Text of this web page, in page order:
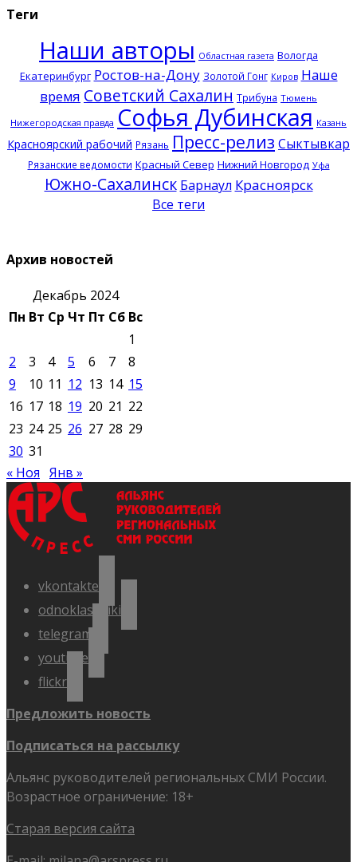
Теги
Наши авторы Областная газета Вологда
Екатеринбург Ростов-на-Дону Золотой Гонг Киров Наше
время Советский Сахалин Трибуна Тюмень
Нижегородская правда Софья Дубинская Казань
Красноярский рабочий Рязань Пресс-релиз Сыктывкар
Рязанские ведомости Красный Север Нижний Новгород Уфа
Южно-Сахалинск Барнаул Красноярск
Все теги
Архив новостей
Декабрь 2024
Пн Вт Ср Чт Пт Сб Вс
1
2
3 4 5 6 7
8
9
10 11 12 13 14 15
16 17 18 19 20 21 22
23 24 25 26 27 28 29
30 31
« Ноя Янв »
vkontakte
odnoklassniki
telegram
youtube
flickr
Предложить новость
Подписаться на рассылку
Альянс руководителей региональных СМИ России.
Возрастное ограничение: 18+
Старая версия сайта